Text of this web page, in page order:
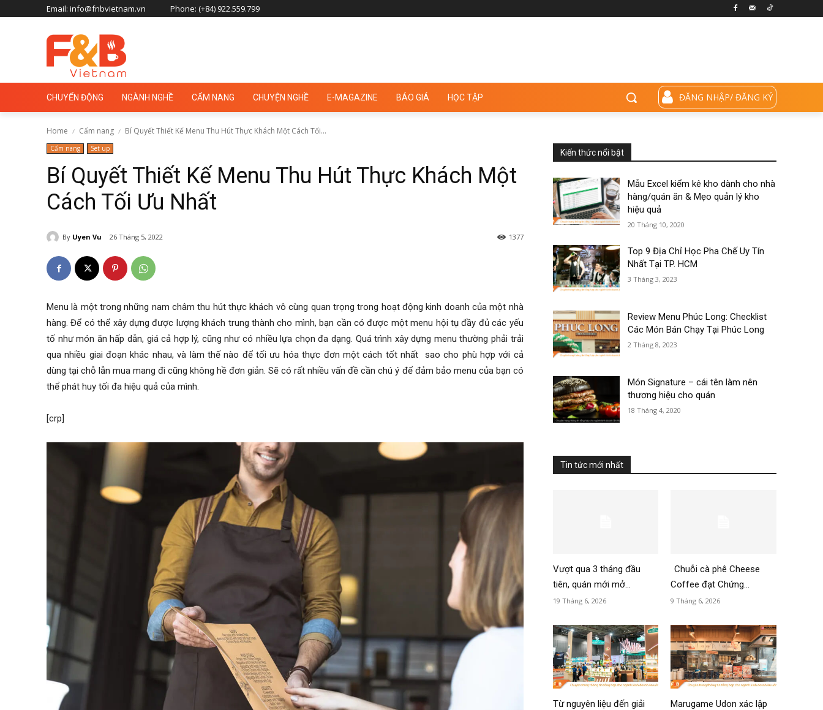
Email: info@fnbvietnam.vn Phone: (+84) 922.559.799
CHUYỂN ĐỘNG NGÀNH NGHỀ CẨM NANG CHUYỆN NGHỀ E-MAGAZINE BÁO GIÁ HỌC TẬP ĐĂNG NHẬP/ ĐĂNG KÝ
Home Cẩm nang Bí Quyết Thiết Kế Menu Thu Hút Thực Khách Một Cách Tối...
Cẩm nang Set up
Bí Quyết Thiết Kế Menu Thu Hút Thực Khách Một
Cách Tối Ưu Nhất
By Uyen Vu 26 Tháng 5, 2022 1377
Menu là một trong những nam châm thu hút thực khách vô cùng quan trọng trong hoạt động kinh doanh của một nhà
hàng. Để có thể xây dựng được lượng khách trung thành cho mình, bạn cần có được một menu hội tụ đầy đủ các yếu
tố như món ăn hấp dẫn, giá cả hợp lý, cũng như có nhiều lựa chọn đa dạng. Quá trình xây dựng menu thường phải trải
qua nhiều giai đoạn khác nhau, và làm thế nào để tối ưu hóa thực đơn một cách tốt nhất sao cho phù hợp với cả
dùng tại chỗ lẫn mua mang đi cũng không hề đơn giản. Sẽ có rất nhiều vấn đề cần chú ý để đảm bảo menu của bạn có
thể phát huy tối đa hiệu quả của mình.
[crp]
Kiến thức nổi bật
Mẫu Excel kiểm kê kho dành cho nhà
hàng/quán ăn & Mẹo quản lý kho
hiệu quả
20 Tháng 10, 2020
Top 9 Địa Chỉ Học Pha Chế Uy Tín
Nhất Tại TP. HCM
3 Tháng 3, 2023
Review Menu Phúc Long: Checklist
Các Món Bán Chạy Tại Phúc Long
2 Tháng 8, 2023
Món Signature – cái tên làm nên
thương hiệu cho quán
18 Tháng 4, 2020
Tin tức mới nhất
Vượt qua 3 tháng đầu
tiên, quán mới mở...
19 Tháng 6, 2026
Chuỗi cà phê Cheese
Coffee đạt Chứng...
9 Tháng 6, 2026
Từ nguyên liệu đến giải
Marugame Udon xác lập